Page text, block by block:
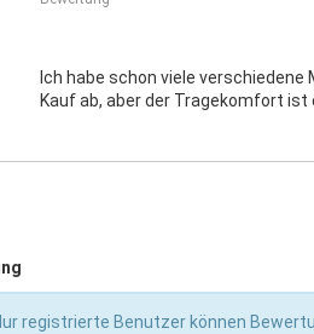
Ich habe schon viele
Kauf ab, aber der Tragekomfort
registrierte Benutzer können